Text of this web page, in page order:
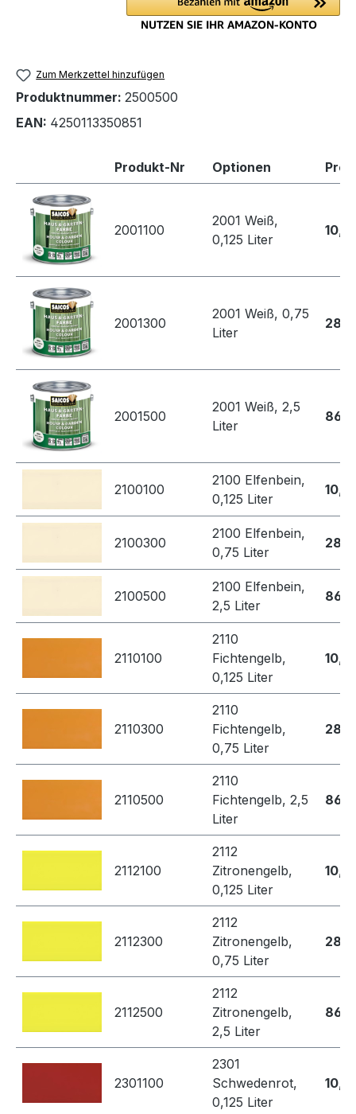
Zum Merkzettel hinzufügen
Produktnummer: 2500500
EAN: 4250113350851
Produkt-Nr Optionen Preis
2001100
2001 Weiß,
0,125 Liter
2001300
2001 Weiß, 0,75
Liter
2001500
2001 Weiß, 2,5
Liter
2100100
2100 Elfenbein,
0,125 Liter
2100300
2100 Elfenbein,
0,75 Liter
2100500
2100 Elfenbein,
2,5 Liter
2110100
2110
Fichtengelb,
0,125 Liter
2110300
2110
Fichtengelb,
0,75 Liter
2110500
2110
Fichtengelb, 2,5
Liter
2112100
2112
Zitronengelb,
0,125 Liter
2112300
2112
Zitronengelb,
0,75 Liter
2112500
2112
Zitronengelb,
2,5 Liter
2301100
2301
Schwedenrot,
0,125 Liter